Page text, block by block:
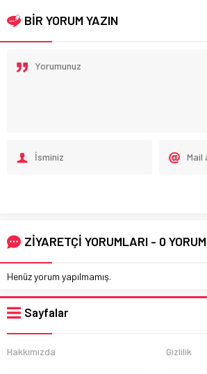
BİR YORUM YAZIN
ZİYARETÇİ YORUMLARI - 0 YORUM
Henüz yorum yapılmamış.
Sayfalar
Hakkımızda Gizlilik